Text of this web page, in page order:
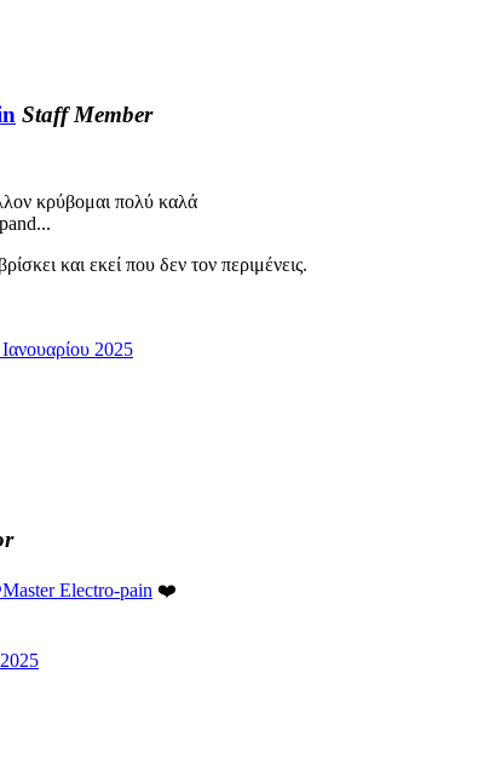
Staff Member
κρύβομαι πολύ καλά
και εκεί που δεν τον περιμένεις.
2025
Electro-pain ❤️